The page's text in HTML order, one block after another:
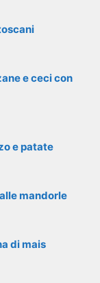
e ceci con
e patate
mandorle
di mais